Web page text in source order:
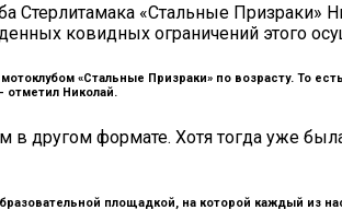
Стерлитамака «Стальные Призраки»
ковидных ограничений этого
«Стальные Призраки» по возрасту. То
отметил Николай.
другом формате. Хотя тогда уже
площадкой, на которой каждый